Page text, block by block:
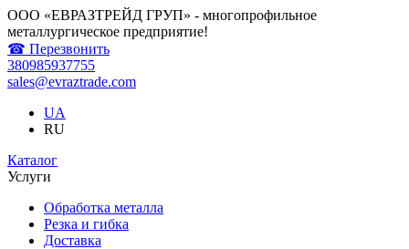
ООО «ЕВРАЗТРЕЙД ГРУП» - многопрофильное
металлургическое предприятие!
☎ Перезвонить
380985937755
sales@evraztrade.com
UA
RU
Каталог
Услуги
Обработка металла
Резка и гибка
Доставка